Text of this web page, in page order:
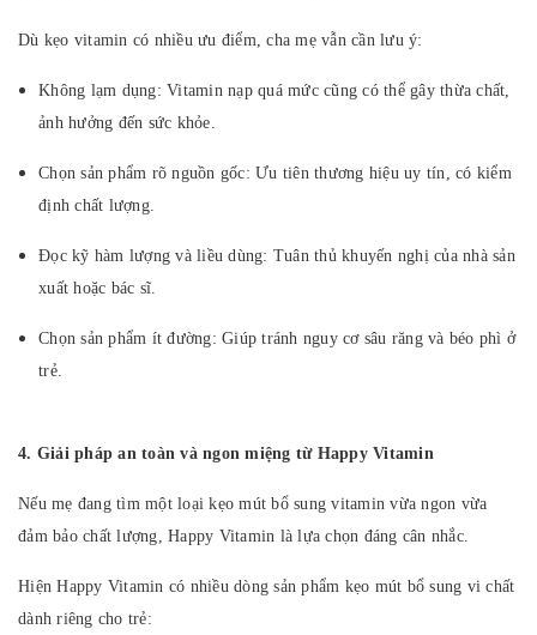
Dù kẹo vitamin có nhiều ưu điểm, cha mẹ vẫn cần lưu ý:
Không lạm dụng: Vitamin nạp quá mức cũng có thể gây thừa chất,
ảnh hưởng đến sức khỏe.
Chọn sản phẩm rõ nguồn gốc: Ưu tiên thương hiệu uy tín, có kiểm
định chất lượng.
Đọc kỹ hàm lượng và liều dùng: Tuân thủ khuyến nghị của nhà sản
xuất hoặc bác sĩ.
Chọn sản phẩm ít đường: Giúp tránh nguy cơ sâu răng và béo phì ở
trẻ.
4. Giải pháp an toàn và ngon miệng từ Happy Vitamin
Nếu mẹ đang tìm một loại kẹo mút bổ sung vitamin vừa ngon vừa
đảm bảo chất lượng, Happy Vitamin là lựa chọn đáng cân nhắc.
Hiện Happy Vitamin có nhiều dòng sản phẩm kẹo mút bổ sung vi chất
dành riêng cho trẻ: